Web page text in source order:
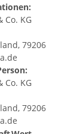
Co. KG
79206
Co. KG
79206